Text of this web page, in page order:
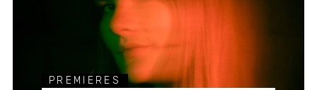
PREMIERES